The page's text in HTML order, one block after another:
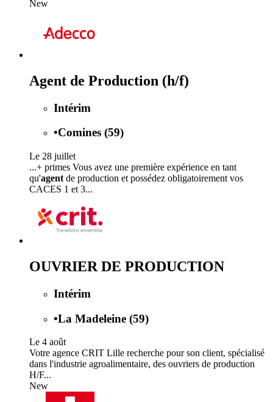
New
Agent de Production (h/f)
Intérim
•Comines (59)
Le 28 juillet
...+ primes Vous avez une première expérience en tant
qu'agent de production et possédez obligatoirement vos
CACES 1 et 3...
OUVRIER DE PRODUCTION
Intérim
•La Madeleine (59)
Le 4 août
Votre agence CRIT Lille recherche pour son client, spécialisé
dans l'industrie agroalimentaire, des ouvriers de production
H/F...
New